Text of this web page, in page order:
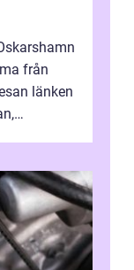
från
länken